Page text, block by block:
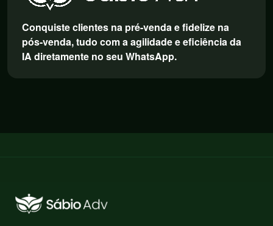
Conquiste clientes na pré-venda e fidelize na
pós-venda, tudo com a agilidade e eficiência da
IA diretamente no seu WhatsApp.